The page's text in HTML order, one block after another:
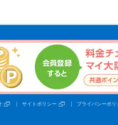
サイトポリシー プライバシーポリ